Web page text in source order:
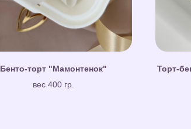
Бенто-торт "Мамонтенок"
вес 400 гр.
Торт-